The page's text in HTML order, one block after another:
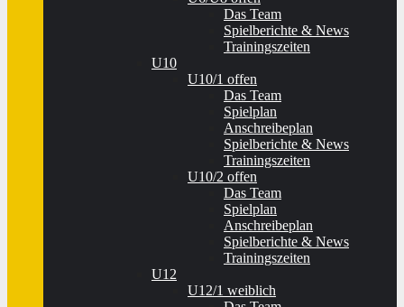
Das Team
Spielberichte & News
Trainingszeiten
U10
U10/1 offen
Das Team
Spielplan
Anschreibeplan
Spielberichte & News
Trainingszeiten
U10/2 offen
Das Team
Spielplan
Anschreibeplan
Spielberichte & News
Trainingszeiten
U12
U12/1 weiblich